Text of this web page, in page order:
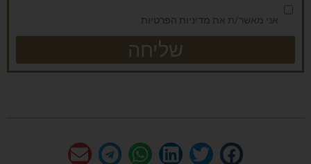
אני מאשר/ת את מדיניות הפרטיות
שליחה